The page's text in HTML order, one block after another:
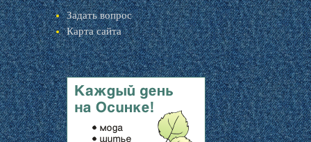
Задать вопрос
Карта сайта